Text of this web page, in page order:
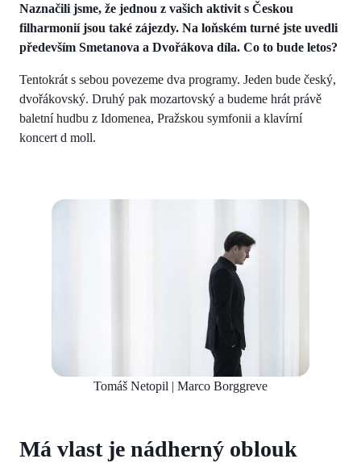
Naznačili jsme, že jednou z vašich aktivit s Českou
filharmonií jsou také zájezdy. Na loňském turné jste uvedli
především Smetanova a Dvořákova díla. Co to bude letos?
Tentokrát s sebou povezeme dva programy. Jeden bude český,
dvořákovský. Druhý pak mozartovský a budeme hrát právě
baletní hudbu z Idomenea, Pražskou symfonii a klavírní
koncert d moll.
Tomáš Netopil | Marco Borggreve
Má vlast je nádherný oblouk